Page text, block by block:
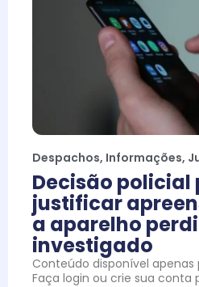
Despachos, Informações,
Decisão policial
justificar
a aparelho
investigado
Conteúdo disponível apenas
Faça login ou crie sua conta